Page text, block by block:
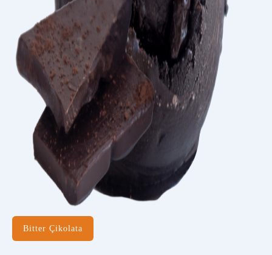
Bitter Çikolata